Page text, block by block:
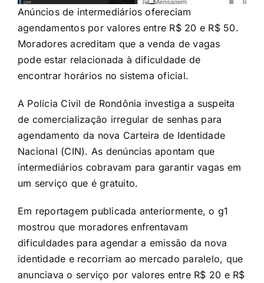
Anúncios de intermediários ofereciam
agendamentos por valores entre R$ 20 e R$ 50.
Moradores acreditam que a venda de vagas
pode estar relacionada à dificuldade de
encontrar horários no sistema oficial.
A Polícia Civil de Rondônia investiga a suspeita
de comercialização irregular de senhas para
agendamento da nova Carteira de Identidade
Nacional (CIN). As denúncias apontam que
intermediários cobravam para garantir vagas em
um serviço que é gratuito.
Em reportagem publicada anteriormente, o g1
mostrou que moradores enfrentavam
dificuldades para agendar a emissão da nova
identidade e recorriam ao mercado paralelo, que
anunciava o serviço por valores entre R$ 20 e R$